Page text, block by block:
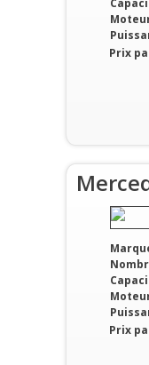
Prix
Prix